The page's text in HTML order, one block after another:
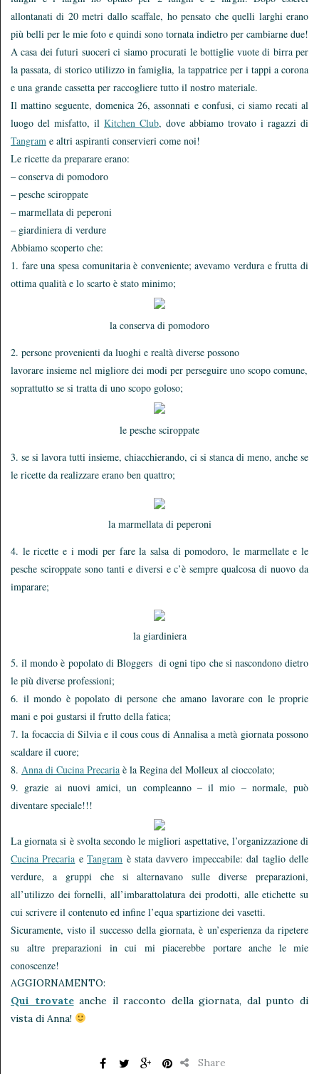
allontanati di 20 metri dallo scaffale, ho pensato che quelli larghi erano
più belli per le mie foto e quindi sono tornata indietro per cambiarne due!
A casa dei futuri suoceri ci siamo procurati le bottiglie vuote di birra per
la passata, di storico utilizzo in famiglia, la tappatrice per i tappi a corona
e una grande cassetta per raccogliere tutto il nostro materiale.
Il mattino seguente, domenica 26, assonnati e confusi, ci siamo recati al
luogo del misfatto, il Kitchen Club, dove abbiamo trovato i ragazzi di
Tangram e altri aspiranti conservieri come noi!
Le ricette da preparare erano:
– conserva di pomodoro
– pesche sciroppate
– marmellata di peperoni
– giardiniera di verdure
Abbiamo scoperto che:
1. fare una spesa comunitaria è conveniente; avevamo verdura e frutta di
ottima qualità e lo scarto è stato minimo;
la conserva di pomodoro
2. persone provenienti da luoghi e realtà diverse possono
lavorare insieme nel migliore dei modi per perseguire uno scopo comune,
soprattutto se si tratta di uno scopo goloso;
le pesche sciroppate
3. se si lavora tutti insieme, chiacchierando, ci si stanca di meno, anche se
le ricette da realizzare erano ben quattro;
la marmellata di peperoni
4. le ricette e i modi per fare la salsa di pomodoro, le marmellate e le
pesche sciroppate sono tanti e diversi e c’è sempre qualcosa di nuovo da
imparare;
la giardiniera
5. il mondo è popolato di Bloggers di ogni tipo che si nascondono dietro
le più diverse professioni;
6. il mondo è popolato di persone che amano lavorare con le proprie
mani e poi gustarsi il frutto della fatica;
7. la focaccia di Silvia e il cous cous di Annalisa a metà giornata possono
scaldare il cuore;
8. Anna di Cucina Precaria è la Regina del Molleux al cioccolato;
9. grazie ai nuovi amici, un compleanno – il mio – normale, può
diventare speciale!!!
La giornata si è svolta secondo le migliori aspettative, l’organizzazione di
Cucina Precaria eTangram è stata davvero impeccabile: dal taglio delle
verdure, a gruppi che si alternavano sulle diverse preparazioni,
all’utilizzo dei fornelli, all’imbarattolatura dei prodotti, alle etichette su
cui scrivere il contenuto ed infine l’equa spartizione dei vasetti.
Sicuramente, visto il successo della giornata, è un’esperienza da ripetere
su altre preparazioni in cui mi piacerebbe portare anche le mie
conoscenze!
AGGIORNAMENTO:
Qui trovateanche il racconto della giornata, dal punto di
vista di Anna!
Share